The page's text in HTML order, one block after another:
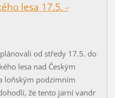
lesa 17.5. -
od středy 17.5. do
lesa nad Českým
loňským podzimním
že tento jarní vandr